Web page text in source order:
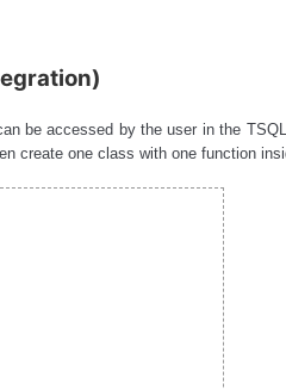
be accessed by the user in the
create one class with one function